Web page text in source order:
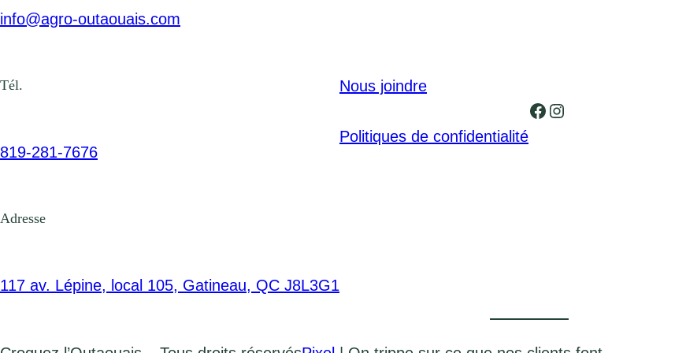
info@agro-outaouais.com
Tél.
819-281-7676
Adresse
117 av. Lépine, local 105, Gatineau, QC J8L3G1
Nous joindre
Politiques de confidentialité
Facebook
Instagram